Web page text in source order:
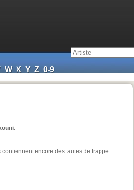
W X Y Z 0-9
.
encore des fautes de frappe.